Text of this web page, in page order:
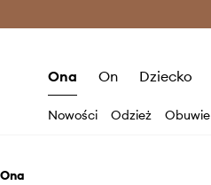
Ona On Dziecko
Nowości Odzież Obuwie
Ona